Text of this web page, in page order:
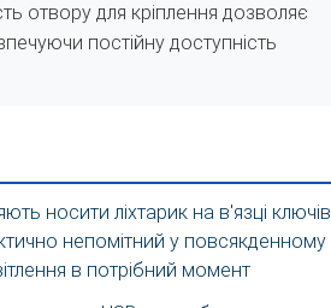
отвору для кріплення дозволяє
постійну доступність
носити ліхтарик на в'язці ключів
непомітний у повсякденному
в потрібний момент